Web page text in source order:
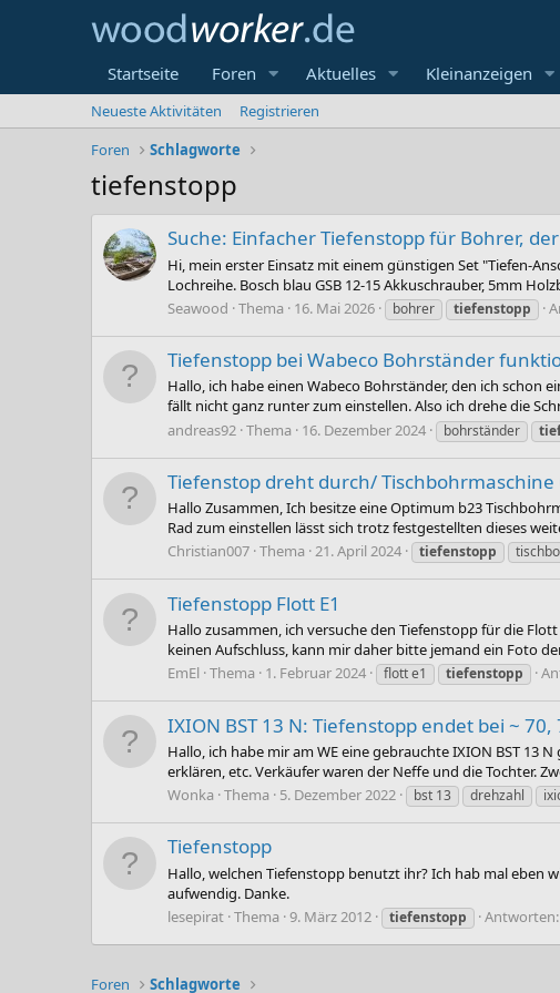
Startseite Foren Aktuelles Kleinanzeigen
Neueste Aktivitäten
Registrieren
Foren
Schlagworte
tiefenstopp
Suche: Einfacher Tiefenstopp für Bohrer,
Hi, mein erster Einsatz mit einem günstigen Set "Tiefen-
Lochreihe. Bosch blau GSB 12-15 Akkuschrauber, 5mm
Seawood Thema 16. Mai 2026 bohrer tiefenstopp
Tiefenstopp bei Wabeco Bohrständer
Hallo, ich habe einen Wabeco Bohrständer, den ich schon
fällt nicht ganz runter zum einstellen. Also ich drehe die
andreas92 Thema 16. Dezember 2024 bohrständer
Tiefenstop dreht durch/
Hallo Zusammen, Ich besitze eine Optimum b23
Rad zum einstellen lässt sich trotz festgestellten dieses
Christian007 Thema 21. April 2024 tiefenstopp
Tiefenstopp Flott E1
Hallo zusammen, ich versuche den Tiefenstopp für die
keinen Aufschluss, kann mir daher bitte jemand ein Foto
EmEl Thema 1. Februar 2024 flott e1 tiefenstopp
IXION BST 13 N: Tiefenstopp endet bei ~
Hallo, ich habe mir am WE eine gebrauchte IXION BST
erklären, etc. Verkäufer waren der Neffe und die Tochter.
Wonka Thema 5. Dezember 2022 bst 13 drehzahl
Tiefenstopp
Hallo, welchen Tiefenstopp benutzt ihr? Ich hab mal eben
aufwendig. Danke.
lesepirat Thema 9. März 2012 tiefenstopp
Foren Schlagworte